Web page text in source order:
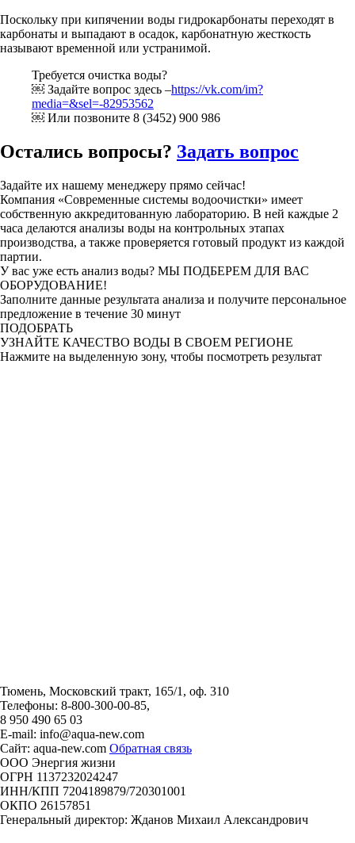
Поскольку при кипячении воды гидрокарбонаты переходят в
карбонаты и выпадают в осадок, карбонатную жесткость
называют временной или устранимой.
Требуется очистка воды?
￼ Задайте вопрос здесь –https://vk.com/im?
media=&sel=-82953562
￼ Или позвоните 8 (3452) 900 986
Остались вопросы? Задать вопрос
Задайте их нашему менеджеру прямо сейчас!
Компания «Современные системы водоочистки» имеет
собственную аккредитованную лабораторию. В ней каждые 2
часа делаются анализы воды на контрольных этапах
производства, а также проверяется готовый продукт из каждой
партии.
У вас уже есть анализ воды? МЫ ПОДБЕРЕМ ДЛЯ ВАС
ОБОРУДОВАНИЕ!
Заполните данные результата анализа и получите персональное
предложение в течение 30 минут
ПОДОБРАТЬ
УЗНАЙТЕ КАЧЕСТВО ВОДЫ В СВОЕМ РЕГИОНЕ
Нажмите на выделенную зону, чтобы посмотреть результат
Тюмень, Московский тракт, 165/1, оф. 310
Телефоны: 8-800-300-00-85,
8 950 490 65 03
E-mail: info@aqua-new.com
Сайт: aqua-new.com Обратная связь
ООО Энергия жизни
ОГРН 1137232024247
ИНН/КПП 7204189879/720301001
ОКПО 26157851
Генеральный директор: Жданов Михаил Александрович